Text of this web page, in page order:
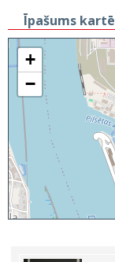
Īpašums kartē
+
−